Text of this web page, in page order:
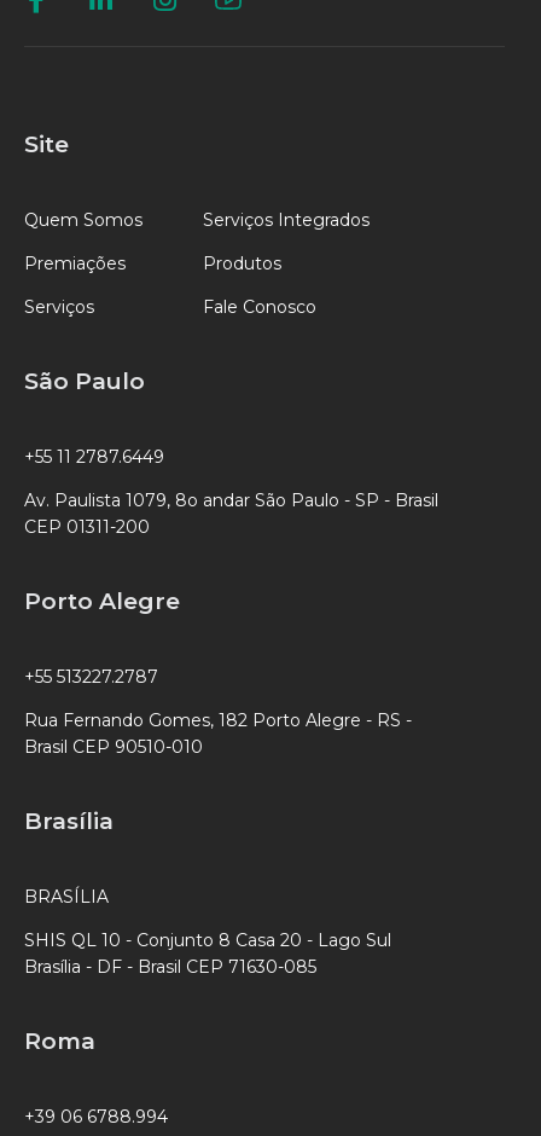
Site
Quem Somos
Premiações
Serviços
Serviços Integrados
Produtos
Fale Conosco
São Paulo
+55 11 2787.6449
Av. Paulista 1079, 8o andar São Paulo - SP - Brasil
CEP 01311-200
Porto Alegre
+55 513227.2787
Rua Fernando Gomes, 182 Porto Alegre - RS -
Brasil CEP 90510-010
Brasília
BRASÍLIA
SHIS QL 10 - Conjunto 8 Casa 20 - Lago Sul
Brasília - DF - Brasil CEP 71630-085
Roma
+39 06 6788.994